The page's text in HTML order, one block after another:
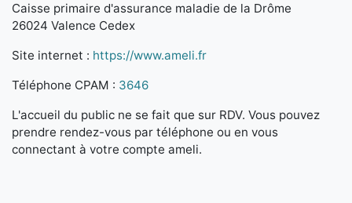
Caisse primaire d'assurance maladie de la Drôme
26024 Valence Cedex
Site internet : https://www.ameli.fr
Téléphone CPAM : 3646
L'accueil du public ne se fait que sur RDV. Vous pouvez
prendre rendez-vous par téléphone ou en vous
connectant à votre compte ameli.